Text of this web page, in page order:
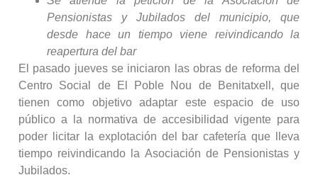
Pensionistas y Jubilados del municipio, que
desde hace un tiempo viene reivindicando la
reapertura del bar
El pasado jueves se iniciaron las obras de reforma del
Centro Social de El Poble Nou de Benitatxell, que
tienen como objetivo adaptar este espacio de uso
público a la normativa de accesibilidad vigente para
poder licitar la explotación del bar cafetería que lleva
tiempo reivindicando la Asociación de Pensionistas y
Jubilados.